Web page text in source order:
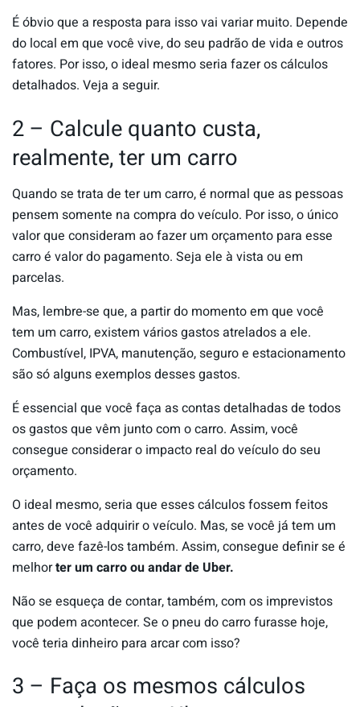
É óbvio que a resposta para isso vai variar muito. Depende
do local em que você vive, do seu padrão de vida e outros
fatores. Por isso, o ideal mesmo seria fazer os cálculos
detalhados. Veja a seguir.
2 – Calcule quanto custa,
realmente, ter um carro
Quando se trata de ter um carro, é normal que as pessoas
pensem somente na compra do veículo. Por isso, o único
valor que consideram ao fazer um orçamento para esse
carro é valor do pagamento. Seja ele à vista ou em
parcelas.
Mas, lembre-se que, a partir do momento em que você
tem um carro, existem vários gastos atrelados a ele.
Combustível, IPVA, manutenção, seguro e estacionamento
são só alguns exemplos desses gastos.
É essencial que você faça as contas detalhadas de todos
os gastos que vêm junto com o carro. Assim, você
consegue considerar o impacto real do veículo do seu
orçamento.
O ideal mesmo, seria que esses cálculos fossem feitos
antes de você adquirir o veículo. Mas, se você já tem um
carro, deve fazê-los também. Assim, consegue definir se é
melhorter um carro ou andar de Uber.
Não se esqueça de contar, também, com os imprevistos
que podem acontecer. Se o pneu do carro furasse hoje,
você teria dinheiro para arcar com isso?
3 – Faça os mesmos cálculos